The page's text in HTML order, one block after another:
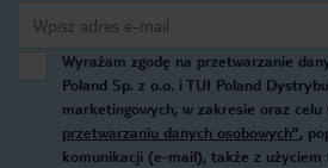
Wyrażam zgodę na przetwarzanie
Poland Sp. z o.o. i TUI Poland
marketingowych, w zakresie oraz celu
przetwarzaniu danych osobowych”,
komunikacji (e-mail), także z